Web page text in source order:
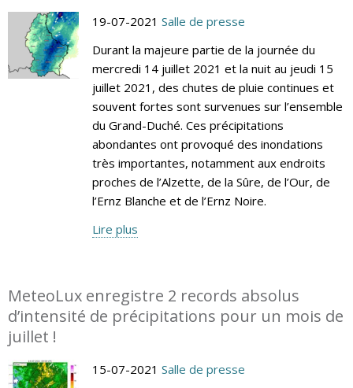
19-07-2021 Salle de presse
Durant la majeure partie de la journée du
mercredi 14 juillet 2021 et la nuit au jeudi 15
juillet 2021, des chutes de pluie continues et
souvent fortes sont survenues sur l’ensemble
du Grand-Duché. Ces précipitations
abondantes ont provoqué des inondations
très importantes, notamment aux endroits
proches de l’Alzette, de la Sûre, de l’Our, de
l’Ernz Blanche et de l’Ernz Noire.
Lire plus
MeteoLux enregistre 2 records absolus
d’intensité de précipitations pour un mois de
juillet !
15-07-2021 Salle de presse